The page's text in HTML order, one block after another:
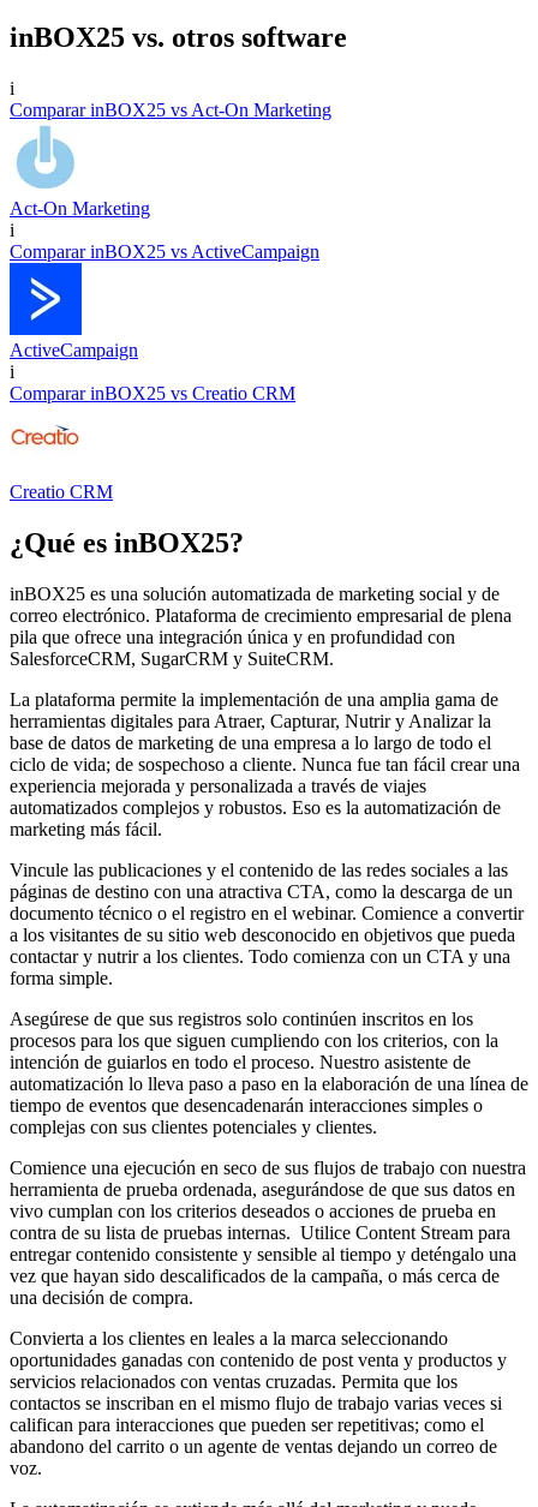
inBOX25 vs. otros software
i
Comparar inBOX25 vs Act-On Marketing
Act-On Marketing
i
Comparar inBOX25 vs ActiveCampaign
ActiveCampaign
i
Comparar inBOX25 vs Creatio CRM
Creatio CRM
¿Qué es inBOX25?
inBOX25 es una solución automatizada de marketing social y de
correo electrónico. Plataforma de crecimiento empresarial de plena
pila que ofrece una integración única y en profundidad con
SalesforceCRM, SugarCRM y SuiteCRM.
La plataforma permite la implementación de una amplia gama de
herramientas digitales para Atraer, Capturar, Nutrir y Analizar la
base de datos de marketing de una empresa a lo largo de todo el
ciclo de vida; de sospechoso a cliente. Nunca fue tan fácil crear una
experiencia mejorada y personalizada a través de viajes
automatizados complejos y robustos. Eso es la automatización de
marketing más fácil.
Vincule las publicaciones y el contenido de las redes sociales a las
páginas de destino con una atractiva CTA, como la descarga de un
documento técnico o el registro en el webinar. Comience a convertir
a los visitantes de su sitio web desconocido en objetivos que pueda
contactar y nutrir a los clientes. Todo comienza con un CTA y una
forma simple.
Asegúrese de que sus registros solo continúen inscritos en los
procesos para los que siguen cumpliendo con los criterios, con la
intención de guiarlos en todo el proceso. Nuestro asistente de
automatización lo lleva paso a paso en la elaboración de una línea de
tiempo de eventos que desencadenarán interacciones simples o
complejas con sus clientes potenciales y clientes.
Comience una ejecución en seco de sus flujos de trabajo con nuestra
herramienta de prueba ordenada, asegurándose de que sus datos en
vivo cumplan con los criterios deseados o acciones de prueba en
contra de su lista de pruebas internas. Utilice Content Stream para
entregar contenido consistente y sensible al tiempo y deténgalo una
vez que hayan sido descalificados de la campaña, o más cerca de
una decisión de compra.
Convierta a los clientes en leales a la marca seleccionando
oportunidades ganadas con contenido de post venta y productos y
servicios relacionados con ventas cruzadas. Permita que los
contactos se inscriban en el mismo flujo de trabajo varias veces si
califican para interacciones que pueden ser repetitivas; como el
abandono del carrito o un agente de ventas dejando un correo de
voz.